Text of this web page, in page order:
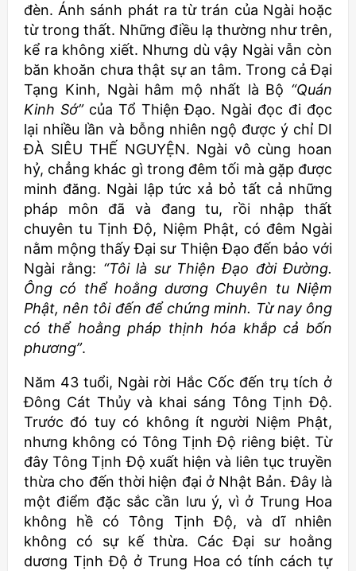
đèn. Ánh sánh phát ra từ trán của Ngài hoặc
từ trong thất. Những điều lạ thường như trên,
kể ra không xiết. Nhưng dù vậy Ngài vẫn còn
băn khoăn chưa thật sự an tâm. Trong cả Đại
Tạng Kinh, Ngài hâm mộ nhất là Bộ “Quán
Kinh Sớ” của Tổ Thiện Đạo. Ngài đọc đi đọc
lại nhiều lần và bỗng nhiên ngộ được ý chỉ DI
ĐÀ SIÊU THẾ NGUYỆN. Ngài vô cùng hoan
hỷ, chẳng khác gì trong đêm tối mà gặp được
minh đăng. Ngài lập tức xả bỏ tất cả những
pháp môn đã và đang tu, rồi nhập thất
chuyên tu Tịnh Độ, Niệm Phật, có đêm Ngài
nằm mộng thấy Đại sư Thiện Đạo đến bảo với
Ngài rằng: “Tôi là sư Thiện Đạo đời Đường.
Ông có thể hoằng dương Chuyên tu Niệm
Phật, nên tôi đến để chứng minh. Từ nay ông
có thể hoằng pháp thịnh hóa khắp cả bốn
phương”.
Năm 43 tuổi, Ngài rời Hắc Cốc đến trụ tích ở
Đông Cát Thủy và khai sáng Tông Tịnh Độ.
Trước đó tuy có không ít người Niệm Phật,
nhưng không có Tông Tịnh Độ riêng biệt. Từ
đây Tông Tịnh Độ xuất hiện và liên tục truyền
thừa cho đến thời hiện đại ở Nhật Bản. Đây là
một điểm đặc sắc cần lưu ý, vì ở Trung Hoa
không hề có Tông Tịnh Độ, và dĩ nhiên
không có sự kế thừa. Các Đại sư hoằng
dương Tịnh Độ ở Trung Hoa có tính cách tự